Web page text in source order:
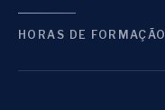
HORAS DE FORMAÇÃO